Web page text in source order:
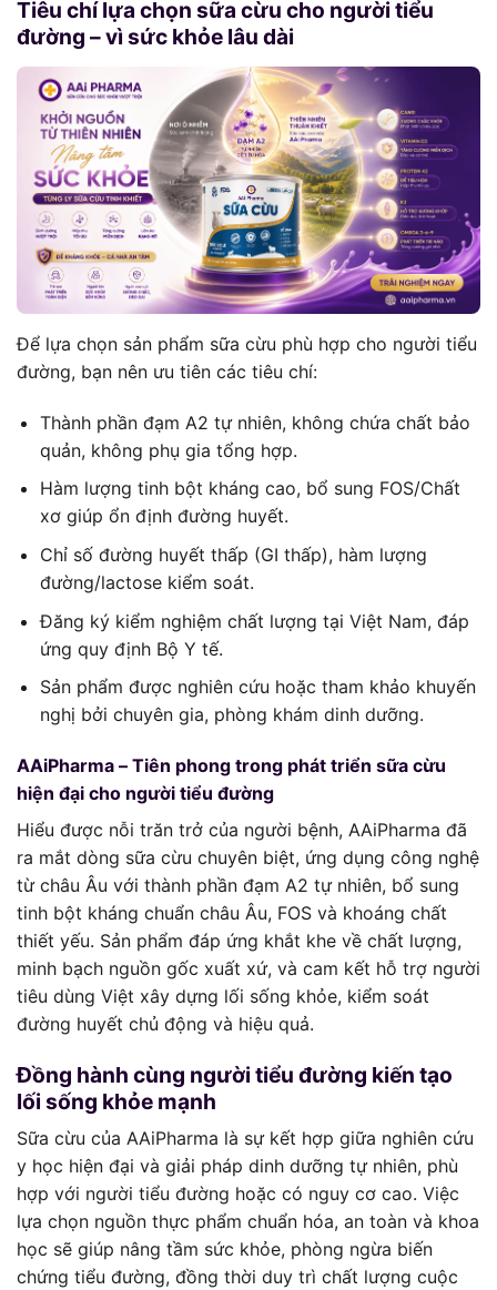
Tiêu chí lựa chọn sữa cừu cho người tiểu
đường – vì sức khỏe lâu dài
Để lựa chọn sản phẩm sữa cừu phù hợp cho người tiểu
đường, bạn nên ưu tiên các tiêu chí:
Thành phần đạm A2 tự nhiên, không chứa chất bảo
quản, không phụ gia tổng hợp.
Hàm lượng tinh bột kháng cao, bổ sung FOS/Chất
xơ giúp ổn định đường huyết.
Chỉ số đường huyết thấp (GI thấp), hàm lượng
đường/lactose kiểm soát.
Đăng ký kiểm nghiệm chất lượng tại Việt Nam, đáp
ứng quy định Bộ Y tế.
Sản phẩm được nghiên cứu hoặc tham khảo khuyến
nghị bởi chuyên gia, phòng khám dinh dưỡng.
AAiPharma – Tiên phong trong phát triển sữa cừu
hiện đại cho người tiểu đường
Hiểu được nỗi trăn trở của người bệnh, AAiPharma đã
ra mắt dòng sữa cừu chuyên biệt, ứng dụng công nghệ
từ châu Âu với thành phần đạm A2 tự nhiên, bổ sung
tinh bột kháng chuẩn châu Âu, FOS và khoáng chất
thiết yếu. Sản phẩm đáp ứng khắt khe về chất lượng,
minh bạch nguồn gốc xuất xứ, và cam kết hỗ trợ người
tiêu dùng Việt xây dựng lối sống khỏe, kiểm soát
đường huyết chủ động và hiệu quả.
Đồng hành cùng người tiểu đường kiến tạo
lối sống khỏe mạnh
Sữa cừu của AAiPharma là sự kết hợp giữa nghiên cứu
y học hiện đại và giải pháp dinh dưỡng tự nhiên, phù
hợp với người tiểu đường hoặc có nguy cơ cao. Việc
lựa chọn nguồn thực phẩm chuẩn hóa, an toàn và khoa
học sẽ giúp nâng tầm sức khỏe, phòng ngừa biến
chứng tiểu đường, đồng thời duy trì chất lượng cuộc